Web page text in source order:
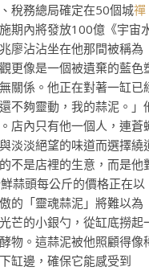
稅務總局確定在50個城禪
期內將發放100億《宇宙
廖沾沾坐在他那間被稱為
更像是一個被遺棄的藍色
關係。他正在對著一缸已
不夠靈動，我的蒜泥。」
店內只有他一個人，連蒼
淡淡絕望的味道而選擇繞
不是店裡的生意，而是他
蒜頭每公斤的價格正在以
的「靈魂蒜泥」將難以為
芒的小銀勺，從缸底撈起
物。這蒜泥被他照顧得像
缸邊，確保它能感受到